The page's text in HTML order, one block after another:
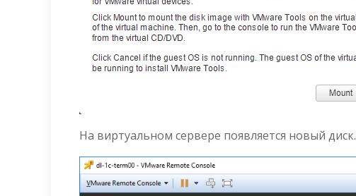
На виртуальном сервере появляется новый диск.